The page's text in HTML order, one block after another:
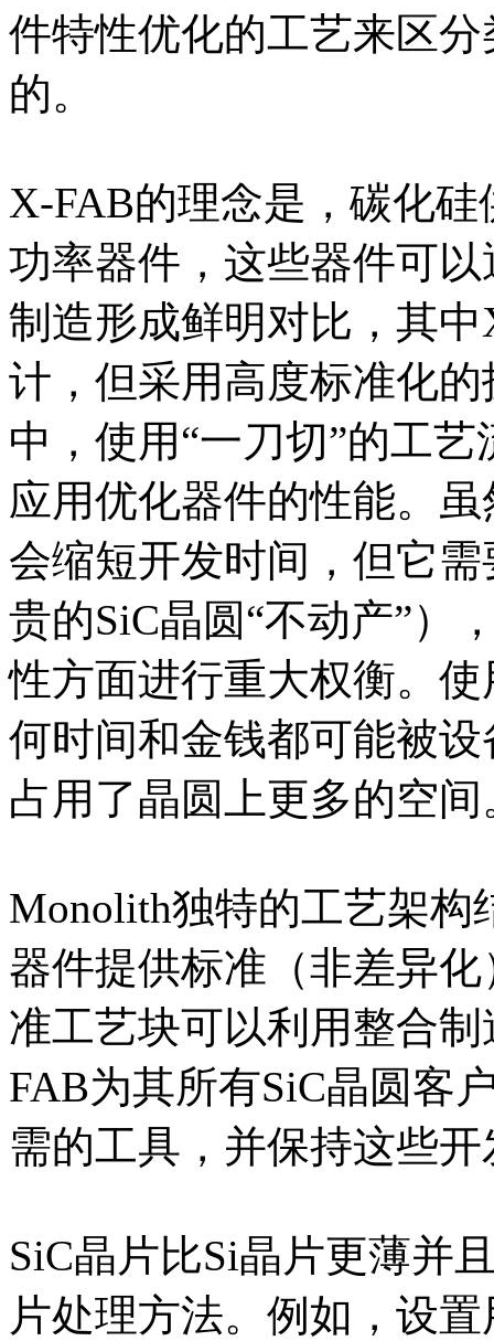
件特性优化的工艺来区
的。
X-FAB的理念是，碳化
功率器件，这些器件可
制造形成鲜明对比，其
计，但采用高度标准化
中，使用“一刀切”的工
应用优化器件的性能。
会缩短开发时间，但它
贵的SiC晶圆“不动产”）
性方面进行重大权衡。
何时间和金钱都可能被
占用了晶圆上更多的空间
Monolith独特的工艺架构
器件提供标准（非差异
准工艺块可以利用整合
FAB为其所有SiC晶圆客
需的工具，并保持这些
SiC晶片比Si晶片更薄并
片处理方法。例如，设